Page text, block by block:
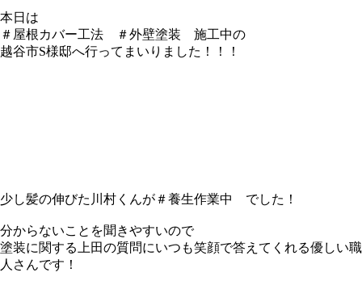
本日は
＃屋根カバー工法 ＃外壁塗装 施工中の
越谷市S様邸へ行ってまいりました！！！
少し髪の伸びた川村くんが＃養生作業中 でした！
分からないことを聞きやすいので
塗装に関する上田の質問にいつも笑顔で答えてくれる優しい職
人さんです！